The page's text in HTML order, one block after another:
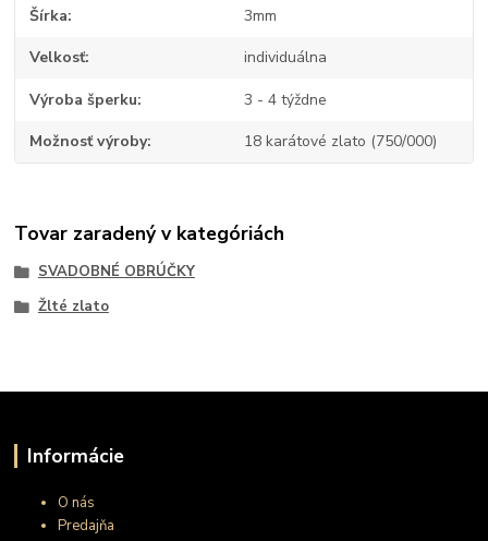
Šírka 3mm
Velkosť individuálna
Výroba šperku 3 - 4 týždne
Možnosť výroby 18 karátové zlato (750/000)
Tovar zaradený v kategóriách
SVADOBNÉ OBRÚČKY
Žlté zlato
Informácie
O nás
Predajňa